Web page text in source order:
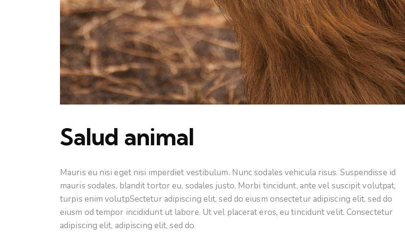
Salud animal
Mauris eu nisi eget nisi imperdiet vestibulum. Nunc sodales vehicula risus. Suspendisse id
mauris sodales, blandit tortor eu, sodales justo. Morbi tincidunt, ante vel suscipit volutpat,
turpis enim volutpSectetur adipiscing elit, sed do eiusm onsectetur adipiscing elit, sed do
eiusm od tempor incididunt ut labore. Ut vel placerat eros, eu tincidunt velit. Consectetur
adipiscing elit, adipiscing elit, sed do.